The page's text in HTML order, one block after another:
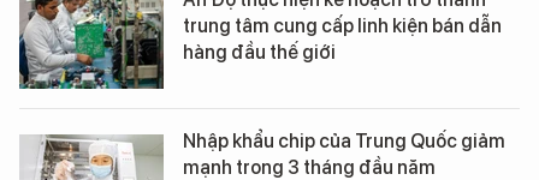
trung tâm cung cấp linh kiện bán dẫn
hàng đầu thế giới
Nhập khẩu chip của Trung Quốc giảm
mạnh trong 3 tháng đầu năm